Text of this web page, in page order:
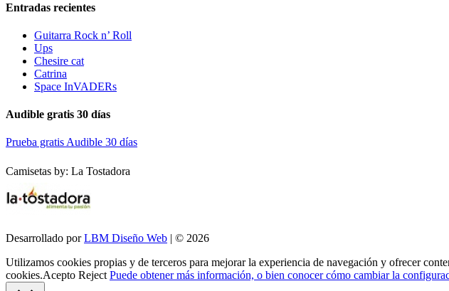
Entradas recientes
Guitarra Rock n’ Roll
Ups
Chesire cat
Catrina
Space InVADERs
Audible gratis 30 días
Prueba gratis Audible 30 días
Camisetas by: La Tostadora
Desarrollado porLBM Diseño Web | © 2026
Utilizamos cookies propias y de terceros para mejorar la experiencia de navegación y ofrecer
cookies.Acepto Reject Puede obtener más información, o bien conocer cómo cambiar la